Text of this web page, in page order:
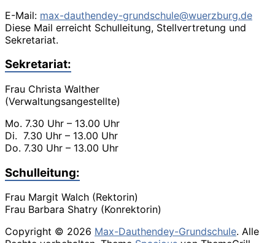
E-Mail: max-dauthendey-grundschule@wuerzburg.de
Diese Mail erreicht Schulleitung, Stellvertretung und
Sekretariat.
Sekretariat:
Frau Christa Walther
(Verwaltungsangestellte)
Mo. 7.30 Uhr – 13.00 Uhr
Di. 7.30 Uhr – 13.00 Uhr
Do. 7.30 Uhr – 13.00 Uhr
Schulleitung:
Frau Margit Walch (Rektorin)
Frau Barbara Shatry (Konrektorin)
Copyright © 2026 Max-Dauthendey-Grundschule. Alle